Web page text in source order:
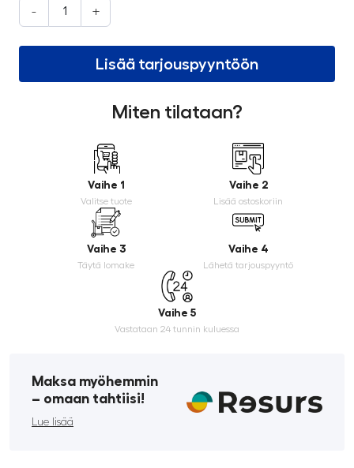
- +
Lisää tarjouspyyntöön
Miten tilataan?
Vaihe 1
Valitse tuote
Vaihe 2
Lisää ostoskoriin
Vaihe 3
Täytä lomake
Vaihe 4
Lähetä tarjouspyyntö
Vaihe 5
Vastataan 24 tunnin kuluessa
Maksa myöhemmin
­– omaan tahtiisi!
Lue lisää